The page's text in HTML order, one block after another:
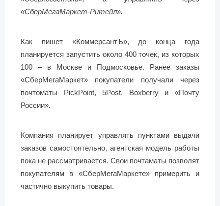
«СберМегаМаркет-Ритейл».
Как пишет «КоммерсантЪ», до конца года
планируется запустить около 400 точек, из которых
100 – в Москве и Подмосковье. Ранее заказы
«СберМегаМаркет» покупатели получали через
почтоматы PickPoint, 5Post, Boxberry и «Почту
России».
Компания планирует управлять пунктами выдачи
заказов самостоятельно, агентская модель работы
пока не рассматривается. Свои почтаматы позволят
покупателям в «СберМегаМаркете» примерить и
частично выкупить товары.